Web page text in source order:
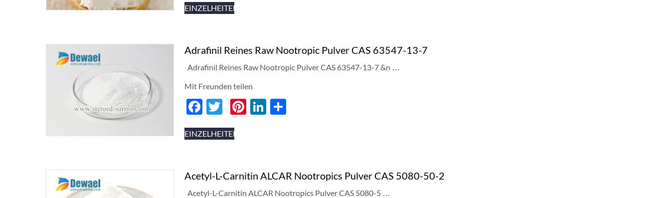
EINZELHEITEN
Adrafinil Reines Raw Nootropic Pulver CAS 63547-13-7
Adrafinil Reines Raw Nootropic Pulver CAS 63547-13-7 &n …
Mit Freunden teilen
Facebook
Twitter
Pinterest
LinkedIn
EINZELHEITEN
Acetyl-L-Carnitin ALCAR Nootropics Pulver CAS 5080-50-2
Acetyl-L-Carnitin ALCAR Nootropics Pulver CAS 5080-5 …